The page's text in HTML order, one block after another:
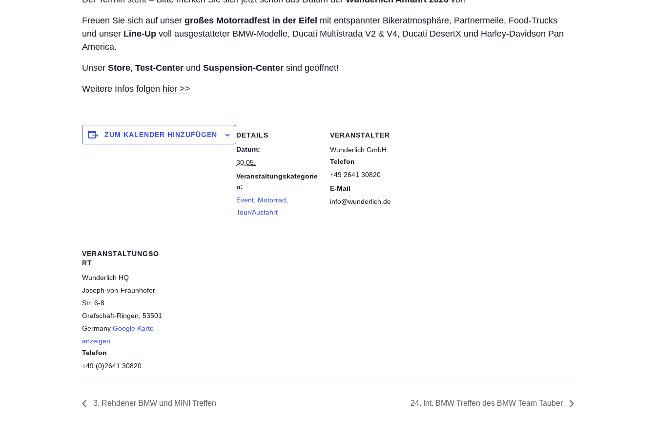
Freuen Sie sich auf unser großes Motorradfest in der Eifel mit entspannter Bikeratmosphäre, Partnermeile, Food-Trucks
und unser Line-Up voll ausgestatteter BMW-Modelle, Ducati Multistrada V2 & V4, Ducati DesertX und Harley-Davidson Pan
America.
Unser Store, Test-Center und Suspension-Center sind geöffnet!
Weitere Infos folgen hier >>
ZUM KALENDER HINZUFÜGEN
DETAILS
Datum:
30.05.
Veranstaltungskategorie
n:
Event Motorrad
Tour/Ausfahrt
VERANSTALTER
Wunderlich GmbH
Telefon
+49 2641 30820
E-Mail
info@wunderlich.de
VERANSTALTUNGSO
RT
Wunderlich HQ
Joseph-von-Fraunhofer-
Str. 6-8
Grafschaft-Ringen, 53501
Germany Google Karte
anzeigen
Telefon
+49 (0)2641 30820
3. Rehdener BMW und MINI Treffen 24. Int. BMW Treffen des BMW Team Tauber